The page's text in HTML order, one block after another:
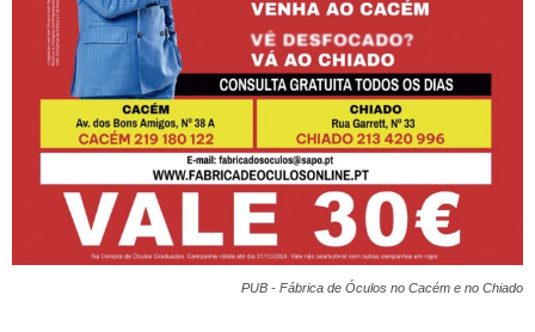
PUB - Fábrica de Óculos no Cacém e no Chiado